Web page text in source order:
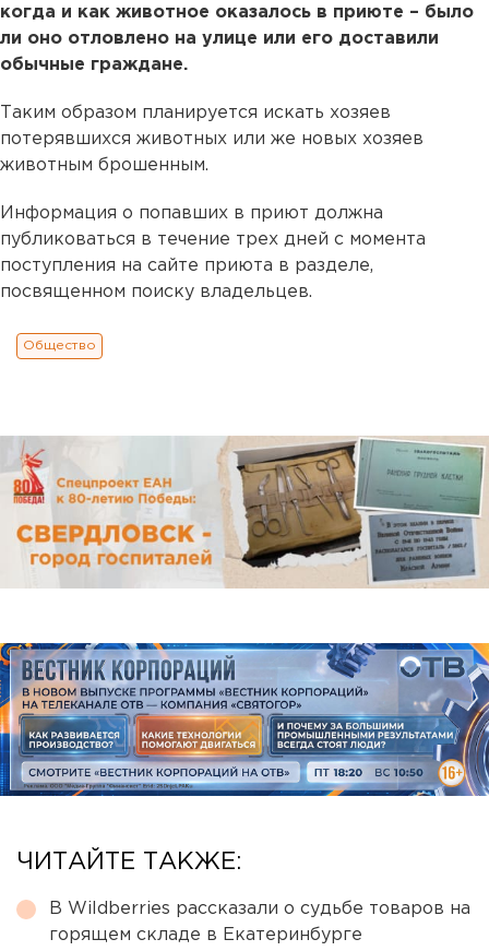
когда и как животное оказалось в приюте – было
ли оно отловлено на улице или его доставили
обычные граждане.
Таким образом планируется искать хозяев
потерявшихся животных или же новых хозяев
животным брошенным.
Информация о попавших в приют должна
публиковаться в течение трех дней с момента
поступления на сайте приюта в разделе,
посвященном поиску владельцев.
Общество
ЧИТАЙТЕ ТАКЖЕ:
В Wildberries рассказали о судьбе товаров на
горящем складе в Екатеринбурге